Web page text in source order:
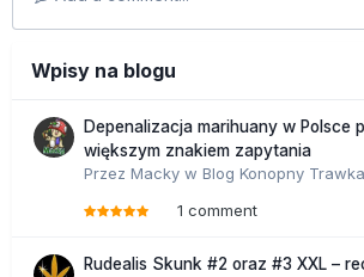
Wpisy na blogu
Depenalizacja marihuany w Polsce
większym znakiem zapytania
Przez Macky w Blog Konopny Trawka
1 comment
Rudealis Skunk #2 oraz #3 XXL –